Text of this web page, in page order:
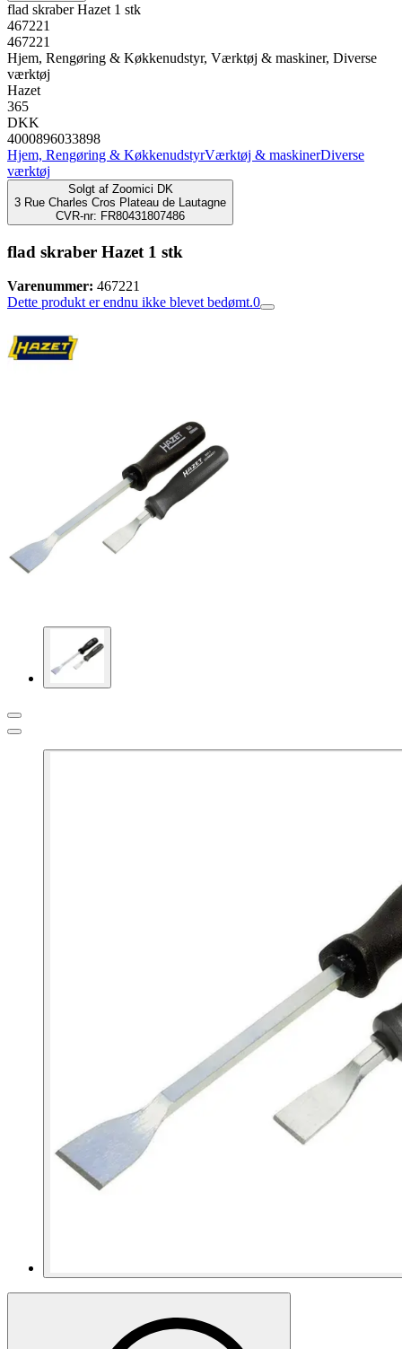
flad skraber Hazet 1 stk
467221
467221
Hjem, Rengøring & Køkkenudstyr, Værktøj & maskiner, Diverse
værktøj
Hazet
365
DKK
4000896033898
Hjem, Rengøring & KøkkenudstyrVærktøj & maskinerDiverse
værktøj
Solgt af Zoomici DK
3 Rue Charles Cros Plateau de Lautagne
CVR-nr: FR80431807486
flad skraber Hazet 1 stk
Varenummer: 467221
Dette produkt er endnu ikke blevet bedømt.0